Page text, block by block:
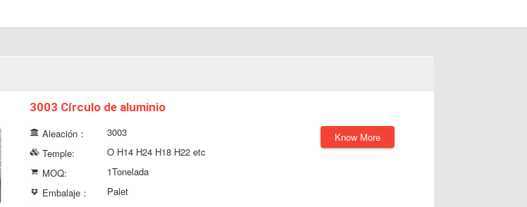
3003 Círculo de aluminio
Aleación：
3003
Temple:
O H14 H24 H18 H22 etc
MOQ:
1Tonelada
Embalaje：
Palet
Know More